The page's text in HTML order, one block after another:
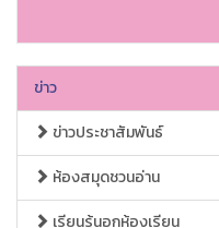
ข่าว
ข่าวประชาสัมพันธ์
ห้องสมุดชวนอ่าน
เรียนรู้นอกห้องเรียน